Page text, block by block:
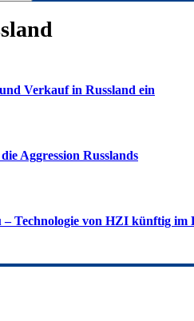
Verkauf in Russland ein
Aggression Russlands
Technologie von HZI künftig im